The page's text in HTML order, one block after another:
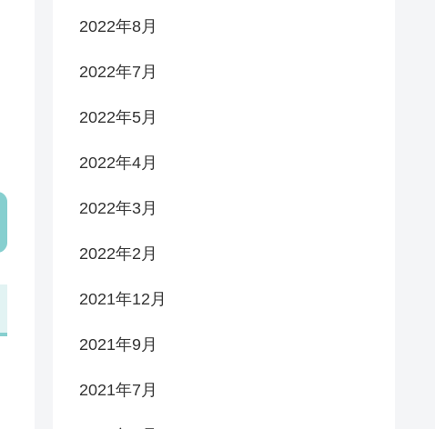
2022年8月
2022年7月
2022年5月
2022年4月
2022年3月
2022年2月
2021年12月
2021年9月
2021年7月